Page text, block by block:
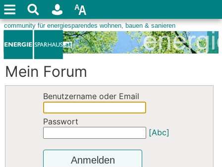
Mein Forum
Benutzername oder Email
Passwort
[Abc]
Anmelden